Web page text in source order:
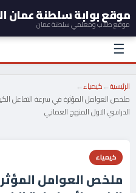
موقع بوابة سلطنة عمان
موقع طلاب ومعلمي سلطنة عمان
☰
الرئيسية←كيمياء←
ملخص العوامل المؤثرة في سرعة التفاعل
الدراسي الاول المنهج العماني
كيمياء
ملخص العوامل